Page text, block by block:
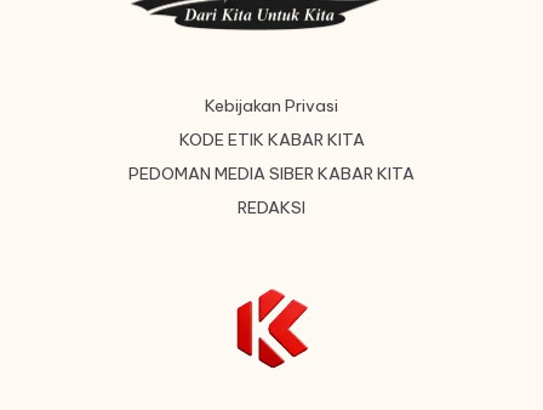
Kebijakan Privasi
KODE ETIK KABAR KITA
PEDOMAN MEDIA SIBER KABAR KITA
REDAKSI